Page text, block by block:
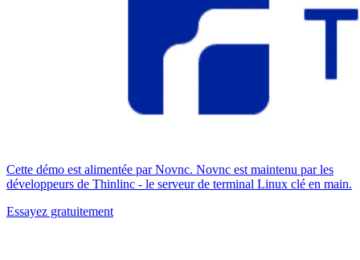
Cette démo est alimentée par Novnc. Novnc est maintenu par les
développeurs de Thinlinc - le serveur de terminal Linux clé en main.
Essayez gratuitement